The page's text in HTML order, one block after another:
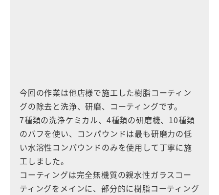
今回の作業は他店様で施工した樹脂コーティン
グの除去と洗浄、研磨、コーティングです。
7種類の洗浄ケミカル、4種類の研磨機、10種類
のバフを使い、コンパウンドは最も研磨力の低
い水溶性コンパウンドのみを使用して丁寧に施
工しました。
コーティングは完全無機質の親水性ガラスコー
ティングをメインに、部分的に樹脂コーティング